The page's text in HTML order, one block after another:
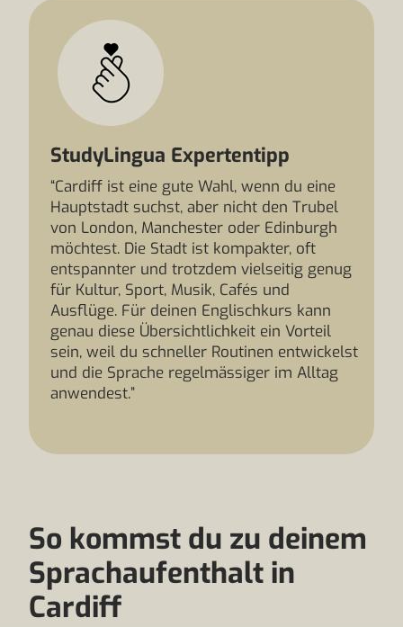
StudyLingua Expertentipp
“Cardiff ist eine gute Wahl, wenn du eine
Hauptstadt suchst, aber nicht den Trubel
von London, Manchester oder Edinburgh
möchtest. Die Stadt ist kompakter, oft
entspannter und trotzdem vielseitig genug
für Kultur, Sport, Musik, Cafés und
Ausflüge. Für deinen Englischkurs kann
genau diese Übersichtlichkeit ein Vorteil
sein, weil du schneller Routinen entwickelst
und die Sprache regelmässiger im Alltag
anwendest.”
So kommst du zu deinem
Sprachaufenthalt in
Cardiff